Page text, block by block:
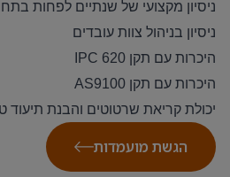
ניסיון מקצועי של שנתיים לפחות
ניסיון בניהול צוות עובדים
היכרות עם תקן IPC 620
היכרות עם תקן AS9100
יכולת קריאת שרטוטים והבנת תיעוד
הגשת מועמדות